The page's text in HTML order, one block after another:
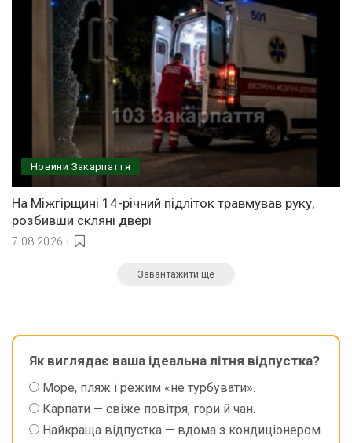
Новини Закарпаття
На Міжгірщині 14-річний підліток травмував руку,
розбивши скляні двері
7.08.2026
Завантажити ще
Як виглядає ваша ідеальна літня відпустка?
Море, пляж і режим «не турбувати».
Карпати — свіже повітря, гори й чан.
Найкраща відпустка — вдома з кондиціонером.